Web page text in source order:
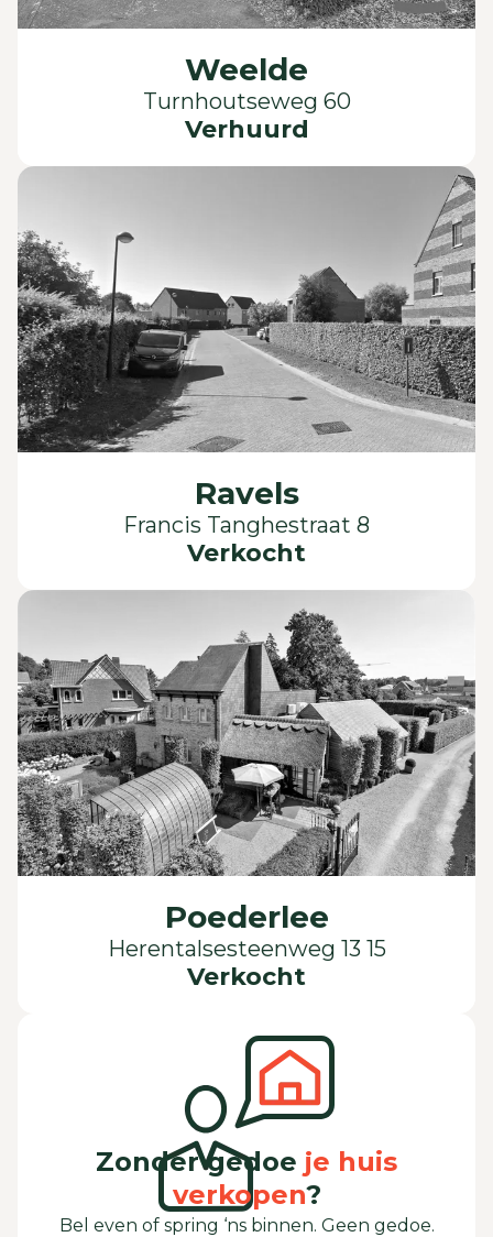
Verhuurd
Weelde
Turnhoutseweg 60
Verkocht
Ravels
Francis Tanghestraat 8
Verkocht
Poederlee
Herentalsesteenweg 13 15
Zonder gedoe je huis
verkopen?
Bel even of spring ‘ns binnen. Geen gedoe.